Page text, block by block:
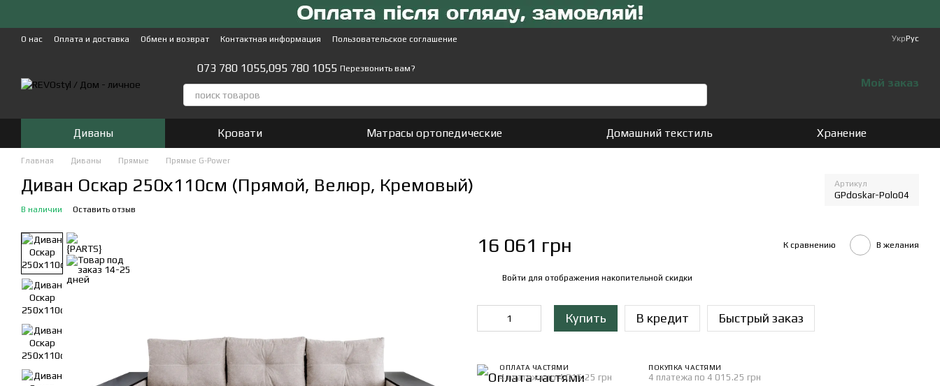
О нас Оплата и доставка Обмен и возврат Контактная информация Пользовательское соглашение УкрРус
073 780 1055,095 780 1055 Перезвонить вам?
Мой заказ
Диваны Кровати Матрасы ортопедические Домашний текстиль Хранение
Главная Диваны Прямые Прямые G-Power
Диван Оскар 250х110см (Прямой, Велюр, Кремовый) Артикул
GPdoskar-Polo04
В наличии Оставить отзыв
16 061 грн К сравнению В желания
Войти для отображения накопительной скидки
Купить В кредит Быстрый заказ
ОПЛАТА ЧАСТЯМИ
4 платежа по 4 015.25 грн
ПОКУПКА ЧАСТЯМИ
4 платежа по 4 015.25 грн